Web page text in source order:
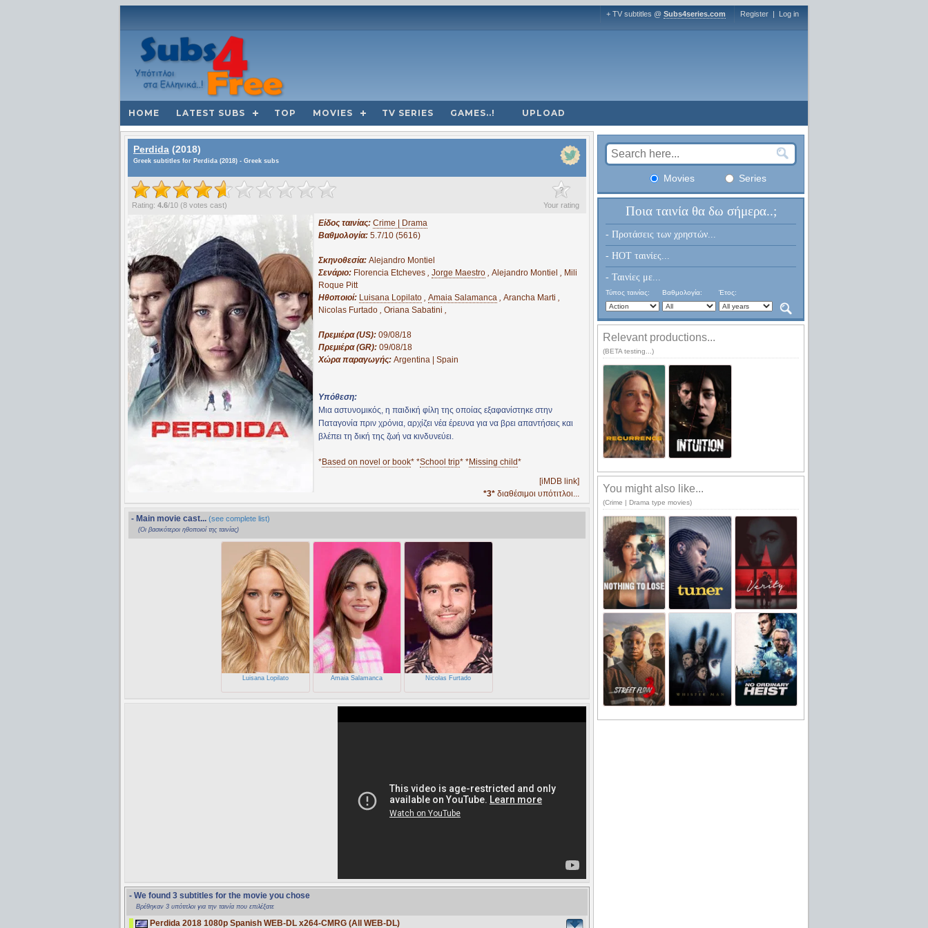
+ TV subtitles @ Subs4series.com Register | Log in
HOME LATEST SUBS TOP MOVIES TV SERIES GAMES..! UPLOAD
Perdida (2018)
Greek subtitles for Perdida (2018) - Greek subs
?
Your rating
Rating: 4.6/10 (8 votes cast)
Είδος ταινίας: Crime | Drama
Βαθμολογία: 5.7/10 (5616)
Σκηνοθεσία: Alejandro Montiel
Σενάριο: Florencia Etcheves , Jorge Maestro , Alejandro Montiel , Mili
Roque Pitt
Ηθοποιοί: Luisana Lopilato , Amaia Salamanca , Arancha Marti ,
Nicolas Furtado , Oriana Sabatini ,
Πρεμιέρα (US): 09/08/18
Πρεμιέρα (GR): 09/08/18
Χώρα παραγωγής: Argentina | Spain
Υπόθεση:
Μια αστυνομικός, η παιδική φίλη της οποίας εξαφανίστηκε στην
Παταγονία πριν χρόνια, αρχίζει νέα έρευνα για να βρει απαντήσεις και
βλέπει τη δική της ζωή να κινδυνεύει.
*Based on novel or book* *School trip* *Missing child*
[iMDB link]
*3* διαθέσιμοι υπότιτλοι...
- Main movie cast... (see complete list)
(Οι βασικότεροι ηθοποιοί της ταινίας)
Luisana Lopilato Amaia Salamanca Nicolas Furtado
- We found 3 subtitles for the movie you chose
Βρέθηκαν 3 υπότιτλοι για την ταινία που επιλέξατε
Perdida 2018 1080p Spanish WEB-DL x264-CMRG (All WEB-DL)
Movies Series
Ποια ταινία θα δω σήμερα..;
- Προτάσεις των χρηστών...
- HOT ταινίες...
- Ταινίες με...
Τύπος ταινίας: Βαθμολογία: Έτος:
Relevant productions...
(BETA testing...)
You might also like...
(Crime | Drama type movies)